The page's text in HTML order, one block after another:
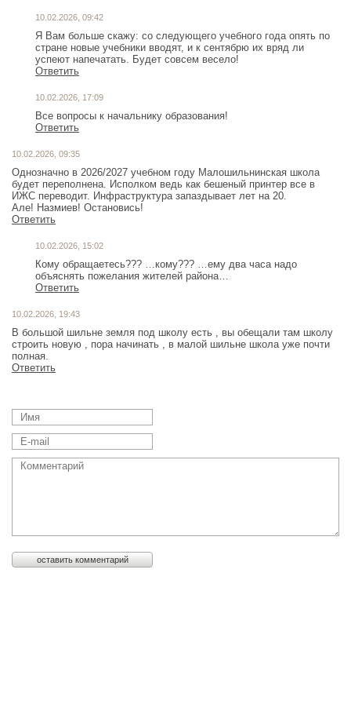
10.02.2026, 09:42
Я Вам больше скажу: со следующего учебного года опять по
стране новые учебники вводят, и к сентябрю их вряд ли
успеют напечатать. Будет совсем весело!
Ответить
10.02.2026, 17:09
Все вопросы к начальнику образования!
Ответить
10.02.2026, 09:35
Однозначно в 2026/2027 учебном году Малошильнинская школа
будет переполнена. Исполком ведь как бешеный принтер все в
ИЖС переводит. Инфраструктура запаздывает лет на 20.
Але! Назмиев! Остановись!
Ответить
10.02.2026, 15:02
Кому обращаетесь??? …кому??? …ему два часа надо
объяснять пожелания жителей района…
Ответить
10.02.2026, 19:43
В большой шильне земля под школу есть , вы обещали там школу
строить новую , пора начинать , в малой шильне школа уже почти
полная.
Ответить